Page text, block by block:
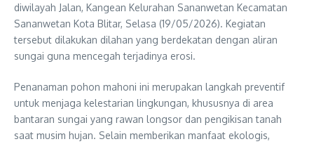
diwilayah Jalan, Kangean Kelurahan Sananwetan Kecamatan
Sananwetan Kota Blitar, Selasa (19/05/2026). Kegiatan
tersebut dilakukan dilahan yang berdekatan dengan aliran
sungai guna mencegah terjadinya erosi.
Penanaman pohon mahoni ini merupakan langkah preventif
untuk menjaga kelestarian lingkungan, khususnya di area
bantaran sungai yang rawan longsor dan pengikisan tanah
saat musim hujan. Selain memberikan manfaat ekologis,